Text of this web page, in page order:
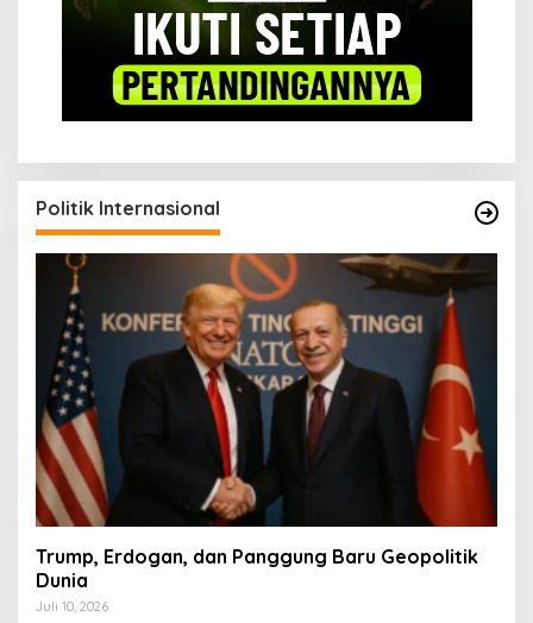
Politik Internasional
Trump, Erdogan, dan Panggung Baru Geopolitik
Dunia
Juli 10, 2026